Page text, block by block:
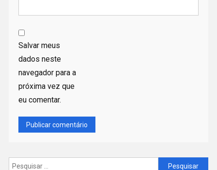
Salvar meus
dados neste
navegador para a
próxima vez que
eu comentar.
Pesquisar